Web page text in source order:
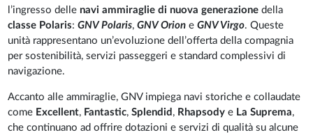
l’ingresso delle navi ammiraglie di nuova generazione della
classe Polaris:GNV Polaris,GNV Orion eGNV Virgo. Queste
unità rappresentano un’evoluzione dell’offerta della compagnia
per sostenibilità, servizi passeggeri e standard complessivi di
navigazione.
Accanto alle ammiraglie, GNV impiega navi storiche e collaudate
come Excellent, Fantastic,Splendid , Rhapsody e La Suprema,
che continuano ad offrire dotazioni e servizi di qualità su alcune